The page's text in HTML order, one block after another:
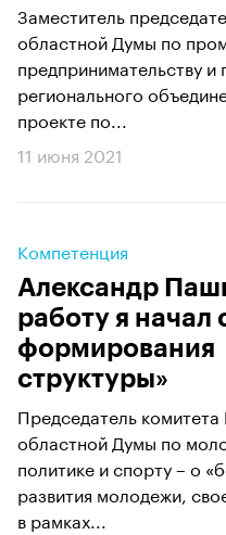
Заместитель
областной Думы по
предпринимательству и
регионального
проекте по...
11 июня 2021
Компетенция
Александр
работу я начал
формирования
структуры»
Председатель
областной Думы по
политике и спорту – о
развития молодежи,
в рамках...